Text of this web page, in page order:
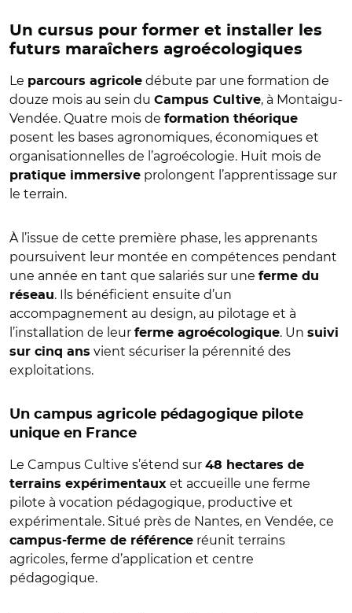
Un cursus pour former et installer les
futurs maraîchers agroécologiques
Le parcours agricole débute par une formation de
douze mois au sein du Campus Cultive, à Montaigu-
Vendée. Quatre mois de formation théorique
posent les bases agronomiques, économiques et
organisationnelles de l’agroécologie. Huit mois de
pratique immersive prolongent l’apprentissage sur
le terrain.
À l’issue de cette première phase, les apprenants
poursuivent leur montée en compétences pendant
une année en tant que salariés sur une ferme du
réseau. Ils bénéficient ensuite d’un
accompagnement au design, au pilotage et à
l’installation de leur ferme agroécologique. Un suivi
sur cinq ans vient sécuriser la pérennité des
exploitations.
Un campus agricole pédagogique pilote
unique en France
Le Campus Cultive s’étend sur 48 hectares de
terrains expérimentaux et accueille une ferme
pilote à vocation pédagogique, productive et
expérimentale. Situé près de Nantes, en Vendée, ce
campus-ferme de référence réunit terrains
agricoles, ferme d’application et centre
pédagogique.